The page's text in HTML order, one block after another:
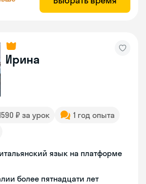
Ирина
₽ за урок
1 год опыта
язык на платформе
более пятнадцати лет